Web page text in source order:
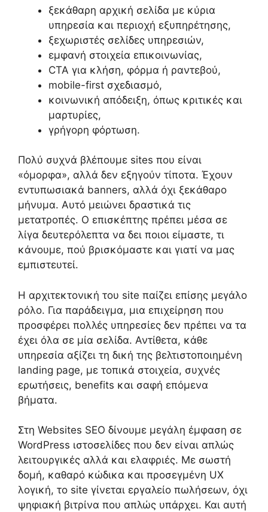
ξεκάθαρη αρχική σελίδα με κύρια
υπηρεσία και περιοχή εξυπηρέτησης,
ξεχωριστές σελίδες υπηρεσιών,
εμφανή στοιχεία επικοινωνίας,
CTA για κλήση, φόρμα ή ραντεβού,
mobile-first σχεδιασμό,
κοινωνική απόδειξη, όπως κριτικές και
μαρτυρίες,
γρήγορη φόρτωση.
Πολύ συχνά βλέπουμε sites που είναι
«όμορφα», αλλά δεν εξηγούν τίποτα. Έχουν
εντυπωσιακά banners, αλλά όχι ξεκάθαρο
μήνυμα. Αυτό μειώνει δραστικά τις
μετατροπές. Ο επισκέπτης πρέπει μέσα σε
λίγα δευτερόλεπτα να δει ποιοι είμαστε, τι
κάνουμε, πού βρισκόμαστε και γιατί να μας
εμπιστευτεί.
Η αρχιτεκτονική του site παίζει επίσης μεγάλο
ρόλο. Για παράδειγμα, μια επιχείρηση που
προσφέρει πολλές υπηρεσίες δεν πρέπει να τα
έχει όλα σε μία σελίδα. Αντίθετα, κάθε
υπηρεσία αξίζει τη δική της βελτιστοποιημένη
landing page, με τοπικά στοιχεία, συχνές
ερωτήσεις, benefits και σαφή επόμενα
βήματα.
Στη Websites SEO δίνουμε μεγάλη έμφαση σε
WordPress ιστοσελίδες που δεν είναι απλώς
λειτουργικές αλλά και ελαφριές. Με σωστή
δομή, καθαρό κώδικα και προσεγμένη UX
λογική, το site γίνεται εργαλείο πωλήσεων, όχι
ψηφιακή βιτρίνα που απλώς υπάρχει. Και αυτή